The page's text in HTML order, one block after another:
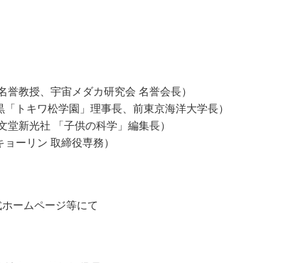
誉教授、宇宙メダカ研究会 名誉会長）
トキワ松学園」理事長、前東京海洋大学長）
堂新光社 「子供の科学」編集長）
ーリン 取締役専務）
ームページ等にて